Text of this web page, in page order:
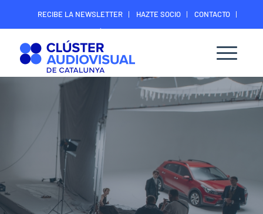
RECIBE LA NEWSLETTER HAZTE SOCIO
CONTACTO
ÁREA DIGITAL SOCIOS